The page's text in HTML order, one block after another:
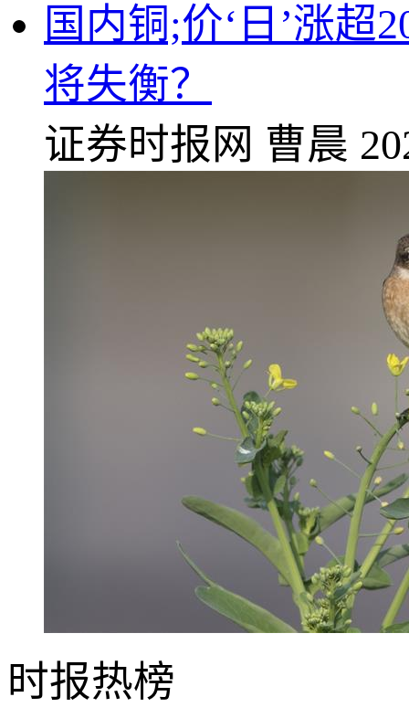
国内铜;价‘日’涨超
将失衡？
证券时报网 曹晨
时报热榜